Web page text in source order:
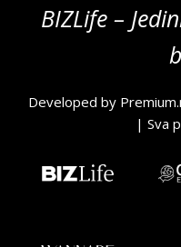
BIZLife –
Developed by
| Sva